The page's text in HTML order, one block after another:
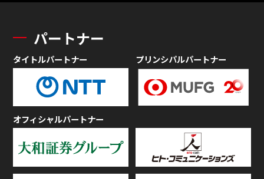
パートナー
タイトルパートナー プリンシパルパートナー
オフィシャルパートナー